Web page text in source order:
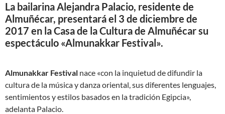
La bailarina Alejandra Palacio, residente de
Almuñécar, presentará el 3 de diciembre de
2017 en la Casa de la Cultura de Almuñécar su
espectáculo «Almunakkar Festival».
Almunakkar Festival nace «con la inquietud de difundir la
cultura de la música y danza oriental, sus diferentes lenguajes,
sentimientos y estilos basados en la tradición Egipcia»,
adelanta Palacio.